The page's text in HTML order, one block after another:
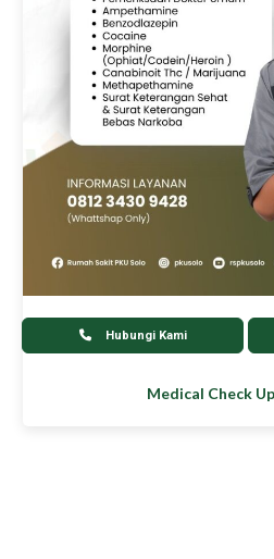
Hubungi Kami
Medical Check